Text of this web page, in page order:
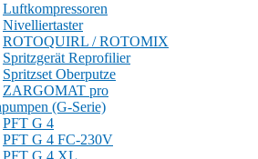
Luftkompressoren
Nivelliertaster
ROTOQUIRL / ROTOMIX
Spritzgerät Reprofilier
Spritzset Oberputze
ZARGOMAT pro
(G-Serie)
PFT G 4
PFT G 4 FC-230V
PFT G 4 XL